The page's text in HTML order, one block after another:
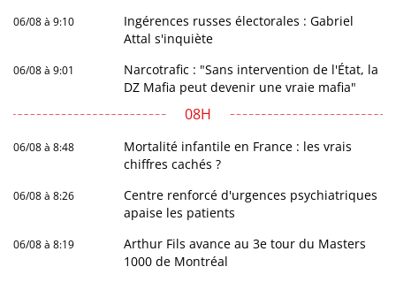
06/08 à 9:10
Ingérences russes électorales : Gabriel
Attal s'inquiète
06/08 à 9:01
Narcotrafic : "Sans intervention de l'État, la
DZ Mafia peut devenir une vraie mafia"
08H
06/08 à 8:48
Mortalité infantile en France : les vrais
chiffres cachés ?
06/08 à 8:26
Centre renforcé d'urgences psychiatriques
apaise les patients
06/08 à 8:19
Arthur Fils avance au 3e tour du Masters
1000 de Montréal